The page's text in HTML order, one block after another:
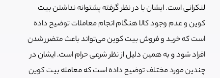
لنکرانی است. ایشان با در نظر گرفته پشتوانه نداشتن بیت
کوین و عدم وجود کالا هنگام انجام معاملات توضیح داده
است که خرید و فروش بیت کوین می‌تواند باعث متضرر شدن
افراد شود و به همین دلیل از نظر شرعی حرام است. ایشان در
چندین مورد مختلف توضیح داده است که معامله بیت کوین